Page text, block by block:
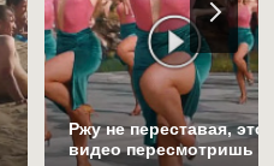
Ржу не переставая, это
видео пересмотришь